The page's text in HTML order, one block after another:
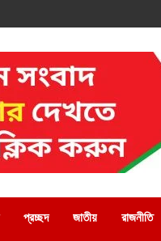
প্রচ্ছদ জাতীয় রাজনীতি